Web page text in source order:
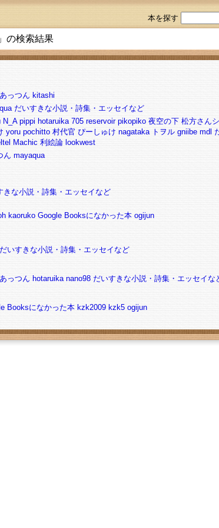
本を探す
の検索結果
あっつん kitashi
だいすきな小説・詩集・エッセイなど
N_A pippi hotaruika 705 reservoir pikopiko 夜空の下 松方さん
yoru pochitto 村代官 ぴーしゅけ nagataka トヲル gniibe mdl
Machic 利絵論 lookwest
ん mayaqua
きな小説・詩集・エッセイなど
kaoruko Google Booksになかった本 ogijun
だいすきな小説・詩集・エッセイなど
あっつん hotaruika nano98 だいすきな小説・詩集・エッセイな
Booksになかった本 kzk2009 kzk5 ogijun